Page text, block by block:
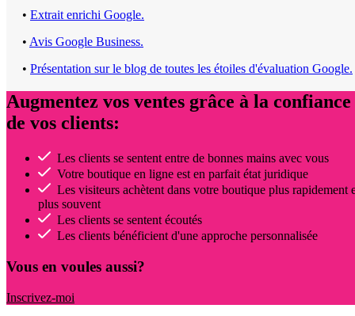
• Extrait enrichi Google.
• Avis Google Business.
• Présentation sur le blog de toutes les étoiles d'évaluation Google.
Augmentez vos ventes grâce à la confiance
de vos clients:
Les clients se sentent entre de bonnes mains avec vous
Votre boutique en ligne est en parfait état juridique
Les visiteurs achètent dans votre boutique plus rapidement
plus souvent
Les clients se sentent écoutés
Les clients bénéficient d'une approche personnalisée
Vous en voules aussi?
Inscrivez-moi